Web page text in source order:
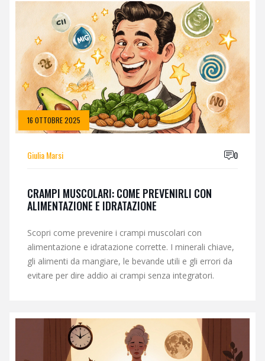
16 OTTOBRE 2025
Giulia Marsi 0
CRAMPI MUSCOLARI: COME PREVENIRLI CON
ALIMENTAZIONE E IDRATAZIONE
Scopri come prevenire i crampi muscolari con
alimentazione e idratazione corrette. I minerali chiave,
gli alimenti da mangiare, le bevande utili e gli errori da
evitare per dire addio ai crampi senza integratori.